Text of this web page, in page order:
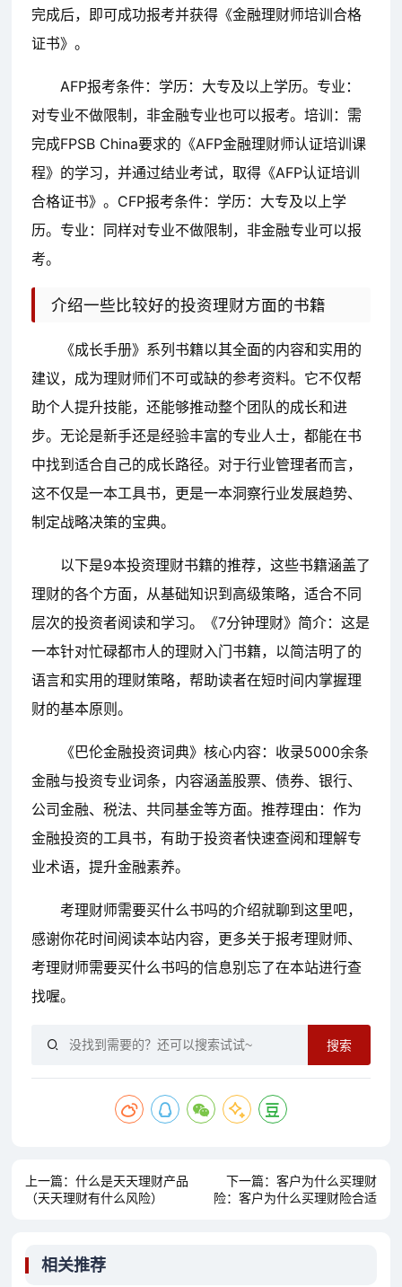
完成后，即可成功报考并获得《金融理财师培训合格
证书》。
AFP报考条件：学历：大专及以上学历。专业：
对专业不做限制，非金融专业也可以报考。培训：需
完成FPSB China要求的《AFP金融理财师认证培训课
程》的学习，并通过结业考试，取得《AFP认证培训
合格证书》。CFP报考条件：学历：大专及以上学
历。专业：同样对专业不做限制，非金融专业可以报
考。
介绍一些比较好的投资理财方面的书籍
《成长手册》系列书籍以其全面的内容和实用的
建议，成为理财师们不可或缺的参考资料。它不仅帮
助个人提升技能，还能够推动整个团队的成长和进
步。无论是新手还是经验丰富的专业人士，都能在书
中找到适合自己的成长路径。对于行业管理者而言，
这不仅是一本工具书，更是一本洞察行业发展趋势、
制定战略决策的宝典。
以下是9本投资理财书籍的推荐，这些书籍涵盖了
理财的各个方面，从基础知识到高级策略，适合不同
层次的投资者阅读和学习。《7分钟理财》简介：这是
一本针对忙碌都市人的理财入门书籍，以简洁明了的
语言和实用的理财策略，帮助读者在短时间内掌握理
财的基本原则。
《巴伦金融投资词典》核心内容：收录5000余条
金融与投资专业词条，内容涵盖股票、债券、银行、
公司金融、税法、共同基金等方面。推荐理由：作为
金融投资的工具书，有助于投资者快速查阅和理解专
业术语，提升金融素养。
考理财师需要买什么书吗的介绍就聊到这里吧，
感谢你花时间阅读本站内容，更多关于报考理财师、
考理财师需要买什么书吗的信息别忘了在本站进行查
找喔。
搜索
上一篇： 什么是天天理财产品
（天天理财有什么风险）
下一篇：客户为什么买理财
险：客户为什么买理财险合适
相关推荐